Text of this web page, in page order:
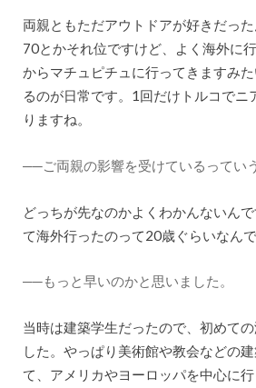
両親ともただアウトドアが好きだっ
70とかそれ位ですけど、よく海外に
からマチュピチュに行ってきますみ
るのが日常です。1回だけトルコでニ
りますね。
──ご両親の影響を受けているってい
どっちが先なのかよくわかんないん
て海外行ったのって20歳ぐらいなんで
──もっと早いのかと思いました。
当時は建築学生だったので、初めて
した。やっぱり美術館や教会などの
て、アメリカやヨーロッパを中心に行